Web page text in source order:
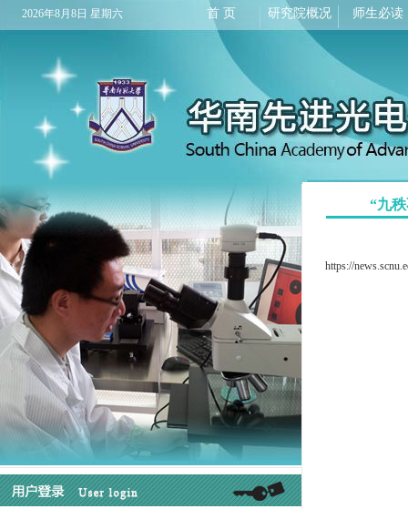
2026年8月8日 星期六 首 页 研究院概况 师生必读
“九
https://